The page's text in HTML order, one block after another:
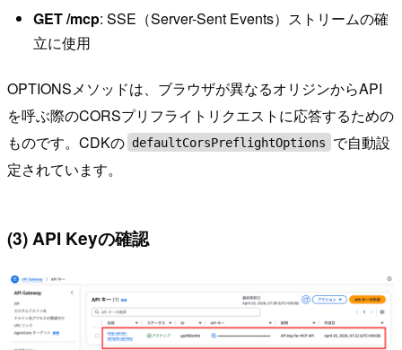
GET /mcp: SSE（Server-Sent Events）ストリームの確
立に使用
OPTIONSメソッドは、ブラウザが異なるオリジンからAPI
を呼ぶ際のCORSプリフライトリクエストに応答するための
ものです。CDKの defaultCorsPreflightOptions
で自動設
定されています。
(3) API Keyの確認